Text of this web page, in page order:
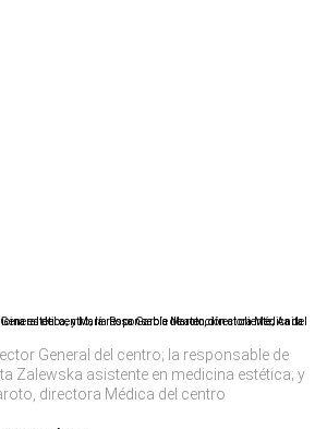
General del centro; la responsable de
Zalewska asistente en medicina estética; y
directora Médica del centro